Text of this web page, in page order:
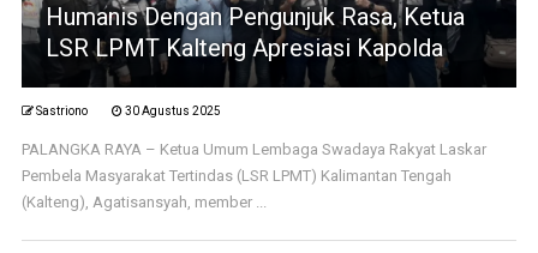
Humanis Dengan Pengunjuk Rasa, Ketua
LSR LPMT Kalteng Apresiasi Kapolda
Sastriono 30 Agustus 2025
PALANGKA RAYA – Ketua Umum Lembaga Swadaya Rakyat Laskar
Pembela Masyarakat Tertindas (LSR LPMT) Kalimantan Tengah
(Kalteng), Agatisansyah, member ...